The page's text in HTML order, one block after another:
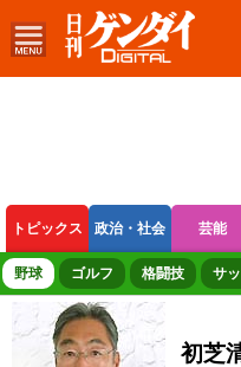
トピックス 政治・社会 芸能
ボートレース 競輪 オート
野球 ゴルフ 格闘技 サ
初芝